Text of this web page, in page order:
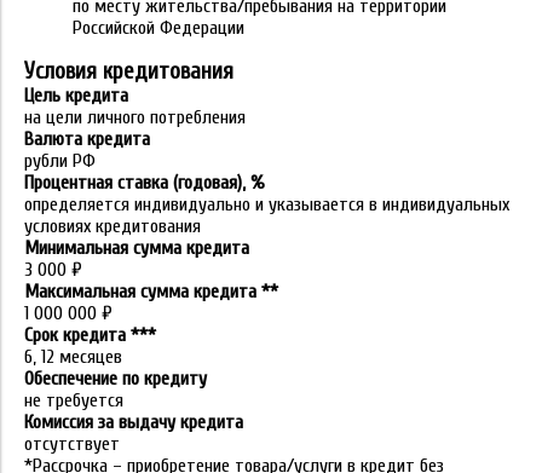
по месту жительства/пребывания на территории
Российской Федерации
Условия кредитования
Цель кредита
на цели личного потребления
Валюта кредита
рубли РФ
Процентная ставка (годовая), %
определяется индивидуально и указывается в индивидуальных
условиях кредитования
Минимальная сумма кредита
3 000 ₽
Максимальная сумма кредита **
1 000 000 ₽
Срок кредита ***
6, 12 месяцев
Обеспечение по кредиту
не требуется
Комиссия за выдачу кредита
отсутствует
*Рассрочка – приобретение товара/услуги в кредит без